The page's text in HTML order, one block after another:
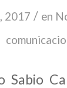
2017 / en
Sabio